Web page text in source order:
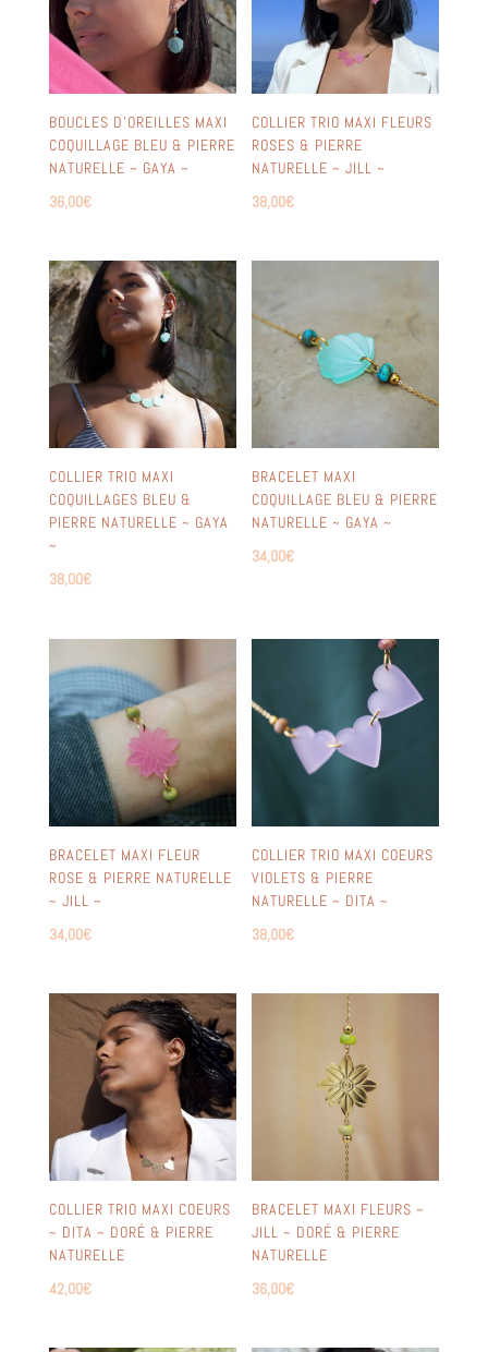
BOUCLES D’OREILLES MAXI
COQUILLAGE BLEU & PIERRE
NATURELLE ~ GAYA ~
36,00€
COLLIER TRIO MAXI FLEURS
ROSES & PIERRE
NATURELLE ~ JILL ~
38,00€
COLLIER TRIO MAXI
COQUILLAGES BLEU &
PIERRE NATURELLE ~ GAYA
~
38,00€
BRACELET MAXI
COQUILLAGE BLEU & PIERRE
NATURELLE ~ GAYA ~
34,00€
BRACELET MAXI FLEUR
ROSE & PIERRE NATURELLE
~ JILL ~
34,00€
COLLIER TRIO MAXI COEURS
VIOLETS & PIERRE
NATURELLE ~ DITA ~
38,00€
COLLIER TRIO MAXI COEURS
~ DITA ~ DORÉ & PIERRE
NATURELLE
42,00€
BRACELET MAXI FLEURS ~
JILL ~ DORÉ & PIERRE
NATURELLE
36,00€